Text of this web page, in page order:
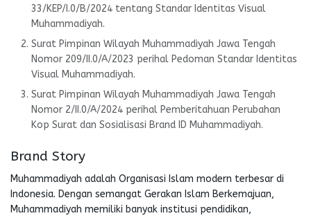
33/KEP/I.0/B/2024 tentang Standar Identitas Visual
Muhammadiyah.
Surat Pimpinan Wilayah Muhammadiyah Jawa Tengah
Nomor 209/II.0/A/2023 perihal Pedoman Standar Identitas
Visual Muhammadiyah.
Surat Pimpinan Wilayah Muhammadiyah Jawa Tengah
Nomor 2/II.0/A/2024 perihal Pemberitahuan Perubahan
Kop Surat dan Sosialisasi Brand ID Muhammadiyah.
Brand Story
Muhammadiyah adalah Organisasi Islam modern terbesar di
Indonesia. Dengan semangat Gerakan Islam Berkemajuan,
Muhammadiyah memiliki banyak institusi pendidikan,